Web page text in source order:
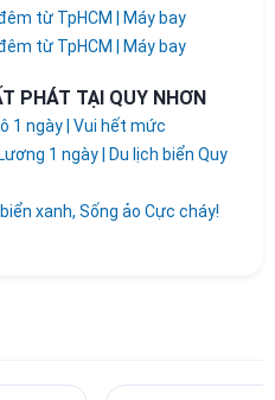
từ TpHCM | Máy bay
từ TpHCM | Máy bay
PHÁT TẠI QUY NHƠN
1 ngày | Vui hết mức
1 ngày | Du lịch biển Quy
xanh, Sống ảo Cực cháy!